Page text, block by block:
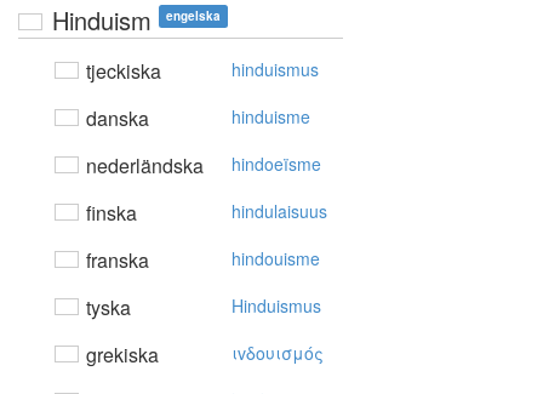
Hinduism engelska
tjeckiska hinduismus
danska hinduisme
nederländska hindoeïsme
finska hindulaisuus
franska hindouisme
tyska Hinduismus
grekiska ιvδoυισμός